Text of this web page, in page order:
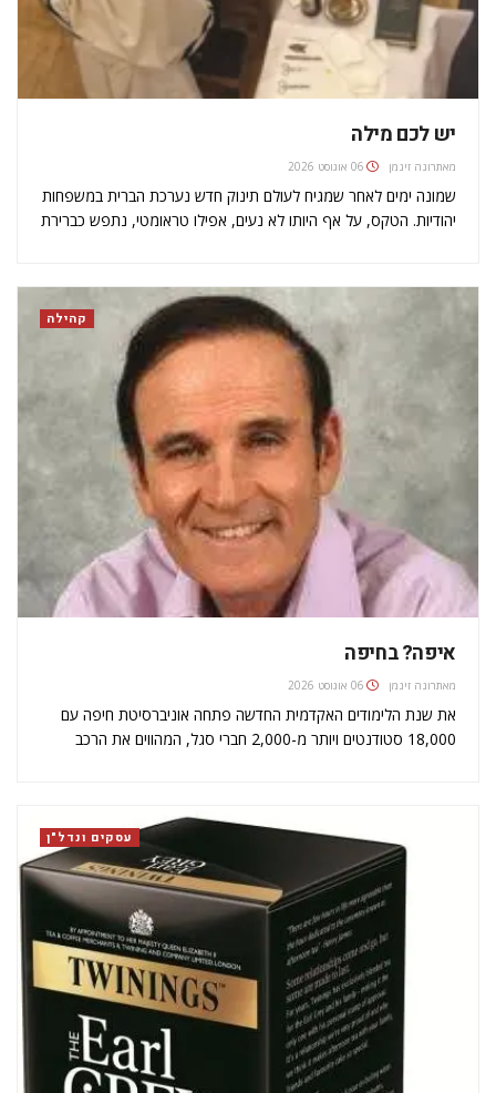
יש לכם מילה
מאתרונה זינמן 06 אוגוסט 2026
שמונה ימים לאחר שמגיח לעולם תינוק חדש נערכת הברית במשפחות
יהודיות. הטקס, על אף היותו לא נעים, אפילו טראומטי, נתפש כברירת
קהילה
איפה? בחיפה
מאתרונה זינמן 06 אוגוסט 2026
את שנת הלימודים האקדמית החדשה פתחה אוניברסיטת חיפה עם
18,000 סטודנטים ויותר מ-2,000 חברי סגל, המהווים את הרכב
עסקים ונדל"ן